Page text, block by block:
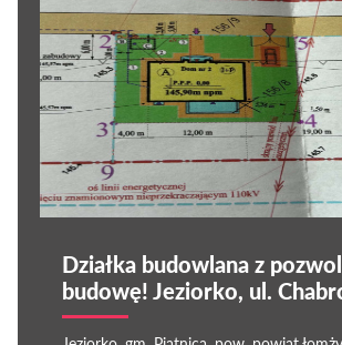
Działka budowlana z
budowę! Jeziorko, ul.